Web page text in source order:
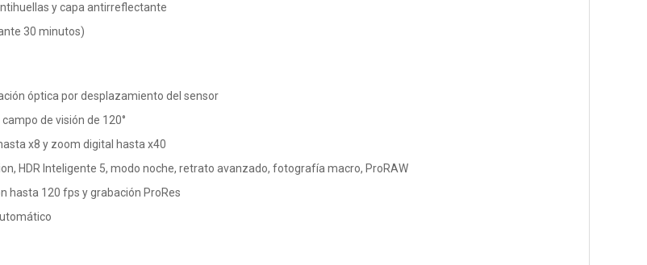
y capa antirreflectante
30 minutos)
óptica por desplazamiento del sensor
de visión de 120°
x8 y zoom digital hasta x40
HDR Inteligente 5, modo noche, retrato avanzado, fotografía macro, ProRAW
hasta 120 fps y grabación ProRes